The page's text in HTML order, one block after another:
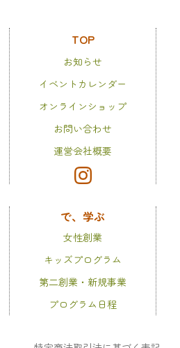
TOP
お知らせ
イベントカレンダー
オンラインショップ
お問い合わせ
運営会社概要
で、学ぶ
女性創業
キッズプログラム
第二創業・新規事業
プログラム日程